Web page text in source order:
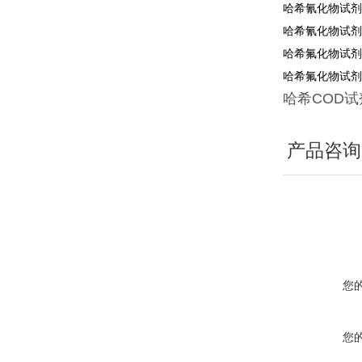
哈希氰化物试
哈希氰化物试
哈希氟化物试
哈希氟化物试
哈希COD试
产品咨询
您
您